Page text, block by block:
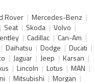
Rover
Mercedes-Benz
Seat Skoda
Volvo
Cadillac
Can-Am
Daihatsu Dodge
Ducati
Jaguar Jeep
Karsan
Lincoln Lotus
MAN
Mitsubishi Morgan